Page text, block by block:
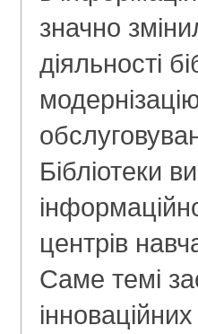
значно
діяльності
Бібліотеки
центрів
Саме темі